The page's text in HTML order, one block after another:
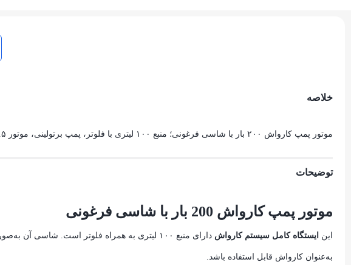
خلاصه
موتور پمپ کارواش ۲۰۰ بار با شاسی فرغونی؛ منبع ۱۰۰ لیتری با فلوتر، پمپ برتولینی، موتور ۷.۵ اسب موتوژن.
توضیحات
موتور پمپ کارواش 200 بار با شاسی فرغونی
این ایستگاه کامل سیستم کارواش دارای منبع ۱۰۰ لیتری به همراه فلوتر است.
به‌عنوان کارواش قابل استفاده باشد.